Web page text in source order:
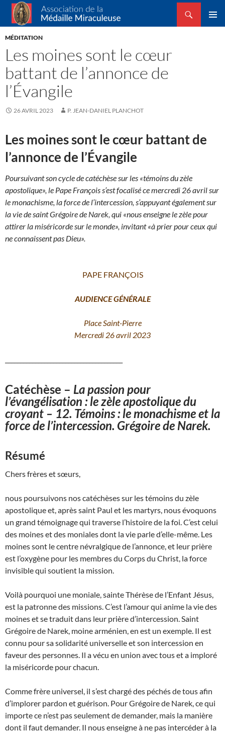
Association de la Médaille Miraculeuse
Recherche
ALLER
AU
MÉDITATION
Les moines sont le cœur
battant de l’annonce de
l’Évangile
26 AVRIL 2023 P. JEAN-DANIEL PLANCHOT
Les moines sont le cœur battant de
l’annonce de l’Évangile
Poursuivant son cycle de catéchèse sur les «témoins du zèle
apostolique», le Pape François s’est focalisé ce mercredi 26 avril sur
le monachisme, la force de l’intercession, s’appuyant également sur
la vie de saint Grégoire de Narek, qui «nous enseigne le zèle pour
attirer la miséricorde sur le monde», invitant «à prier pour ceux qui
ne connaissent pas Dieu».
PAPE FRANÇOIS
AUDIENCE GÉNÉRALE
Place Saint-Pierre
Mercredi 26 avril 2023
Catéchèse – La passion pour
l’évangélisation : le zèle apostolique du
croyant – 12. Témoins : le monachisme et la
force de l’intercession. Grégoire de Narek.
Résumé
Chers frères et sœurs,
nous poursuivons nos catéchèses sur les témoins du zèle
apostolique et, après saint Paul et les martyrs, nous évoquons
un grand témoignage qui traverse l’histoire de la foi. C’est celui
des moines et des moniales dont la vie parle d’elle-même. Les
moines sont le centre névralgique de l’annonce, et leur prière
est l’oxygène pour les membres du Corps du Christ, la force
invisible qui soutient la mission.
Voilà pourquoi une moniale, sainte Thérèse de l’Enfant Jésus,
est la patronne des missions. C’est l’amour qui anime la vie des
moines et se traduit dans leur prière d’intercession. Saint
Grégoire de Narek, moine arménien, en est un exemple. Il est
connu pour sa solidarité universelle et son intercession en
faveur des personnes. Il a vécu en union avec tous et a imploré
la miséricorde pour chacun.
Comme frère universel, il s’est chargé des péchés de tous afin
d’implorer pardon et guérison. Pour Grégoire de Narek, ce qui
importe ce n’est pas seulement de demander, mais la manière
dont il faut demander. Il nous enseigne à ne pas intercéder à la